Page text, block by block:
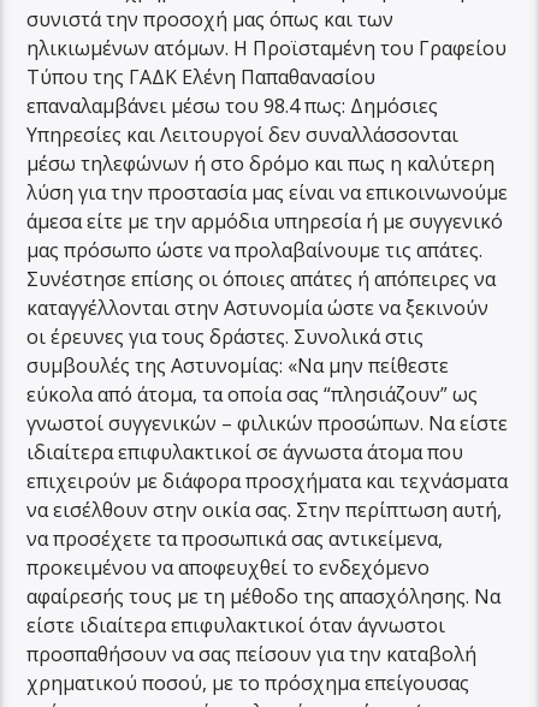
συνιστά την προσοχή μας όπως και των
ηλικιωμένων ατόμων. Η Προϊσταμένη του Γραφείου
Τύπου της ΓΑΔΚ Ελένη Παπαθανασίου
επαναλαμβάνει μέσω του 98.4 πως: Δημόσιες
Υπηρεσίες και Λειτουργοί δεν συναλλάσσονται
μέσω τηλεφώνων ή στο δρόμο και πως η καλύτερη
λύση για την προστασία μας είναι να επικοινωνούμε
άμεσα είτε με την αρμόδια υπηρεσία ή με συγγενικό
μας πρόσωπο ώστε να προλαβαίνουμε τις απάτες.
Συνέστησε επίσης οι όποιες απάτες ή απόπειρες να
καταγγέλλονται στην Αστυνομία ώστε να ξεκινούν
οι έρευνες για τους δράστες. Συνολικά στις
συμβουλές της Αστυνομίας: «Να μην πείθεστε
εύκολα από άτομα, τα οποία σας “πλησιάζουν” ως
γνωστοί συγγενικών – φιλικών προσώπων. Να είστε
ιδιαίτερα επιφυλακτικοί σε άγνωστα άτομα που
επιχειρούν με διάφορα προσχήματα και τεχνάσματα
να εισέλθουν στην οικία σας. Στην περίπτωση αυτή,
να προσέχετε τα προσωπικά σας αντικείμενα,
προκειμένου να αποφευχθεί το ενδεχόμενο
αφαίρεσής τους με τη μέθοδο της απασχόλησης. Να
είστε ιδιαίτερα επιφυλακτικοί όταν άγνωστοι
προσπαθήσουν να σας πείσουν για την καταβολή
χρηματικού ποσού, με το πρόσχημα επείγουσας